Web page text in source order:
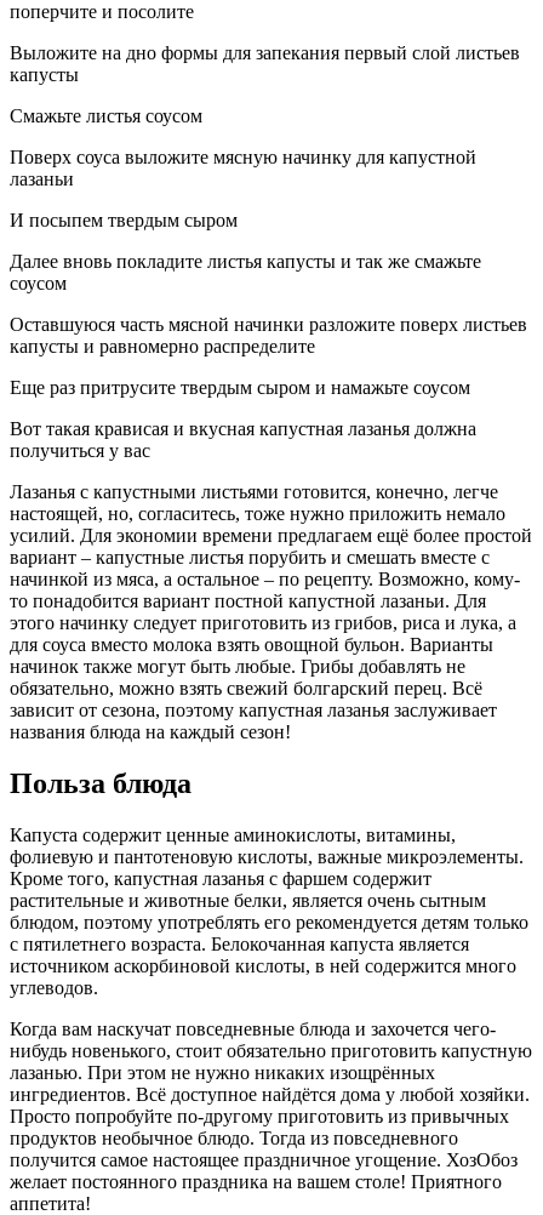
поперчите и посолите
Выложите на дно формы для запекания первый слой листьев
капусты
Смажьте листья соусом
Поверх соуса выложите мясную начинку для капустной
лазаньи
И посыпем твердым сыром
Далее вновь покладите листья капусты и так же смажьте
соусом
Оставшуюся часть мясной начинки разложите поверх листьев
капусты и равномерно распределите
Еще раз притрусите твердым сыром и намажьте соусом
Вот такая крависая и вкусная капустная лазанья должна
получиться у вас
Лазанья с капустными листьями готовится, конечно, легче
настоящей, но, согласитесь, тоже нужно приложить немало
усилий. Для экономии времени предлагаем ещё более простой
вариант – капустные листья порубить и смешать вместе с
начинкой из мяса, а остальное – по рецепту. Возможно, кому-
то понадобится вариант постной капустной лазаньи. Для
этого начинку следует приготовить из грибов, риса и лука, а
для соуса вместо молока взять овощной бульон. Варианты
начинок также могут быть любые. Грибы добавлять не
обязательно, можно взять свежий болгарский перец. Всё
зависит от сезона, поэтому капустная лазанья заслуживает
названия блюда на каждый сезон!
Польза блюда
Капуста содержит ценные аминокислоты, витамины,
фолиевую и пантотеновую кислоты, важные микроэлементы.
Кроме того, капустная лазанья с фаршем содержит
растительные и животные белки, является очень сытным
блюдом, поэтому употреблять его рекомендуется детям только
с пятилетнего возраста. Белокочанная капуста является
источником аскорбиновой кислоты, в ней содержится много
углеводов.
Когда вам наскучат повседневные блюда и захочется чего-
нибудь новенького, стоит обязательно приготовить капустную
лазанью. При этом не нужно никаких изощрённых
ингредиентов. Всё доступное найдётся дома у любой хозяйки.
Просто попробуйте по-другому приготовить из привычных
продуктов необычное блюдо. Тогда из повседневного
получится самое настоящее праздничное угощение. ХозОбоз
желает постоянного праздника на вашем столе! Приятного
аппетита!